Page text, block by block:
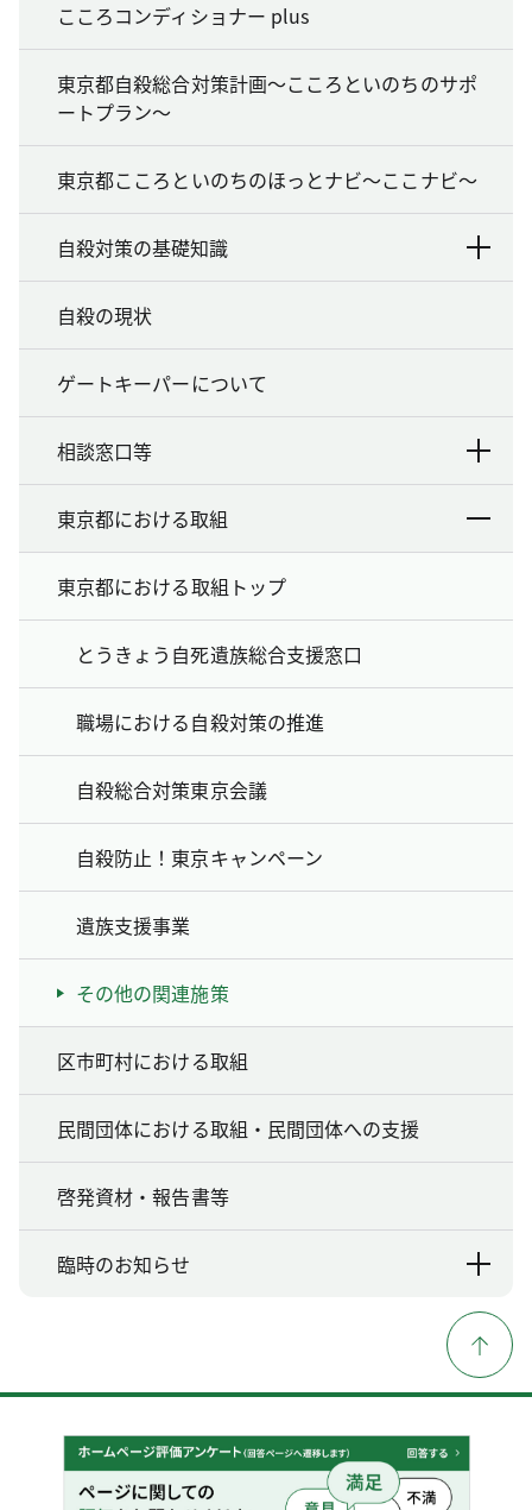
こころコンディショナー plus
東京都自殺総合対策計画～こころといのちのサポ
ートプラン～
東京都こころといのちのほっとナビ～ここナビ～
自殺対策の基礎知識
自殺の現状
ゲートキーパーについて
相談窓口等
東京都における取組
東京都における取組トップ
とうきょう自死遺族総合支援窓口
職場における自殺対策の推進
自殺総合対策東京会議
自殺防止！東京キャンペーン
遺族支援事業
その他の関連施策
区市町村における取組
民間団体における取組・民間団体への支援
啓発資材・報告書等
臨時のお知らせ